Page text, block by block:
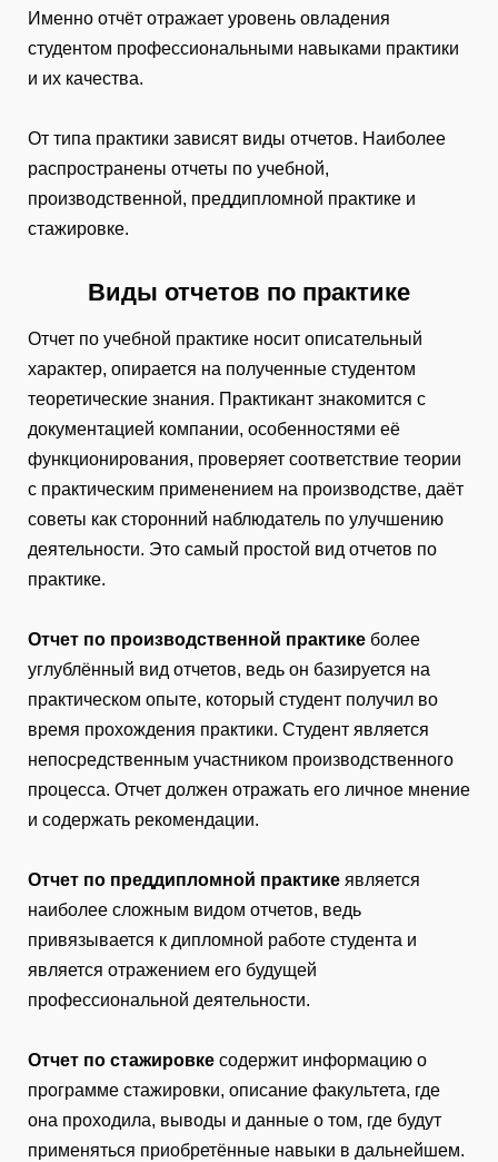
Именно отчёт отражает уровень овладения
студентом профессиональными навыками практики
и их качества.
От типа практики зависят виды отчетов. Наиболее
распространены отчеты по учебной,
производственной, преддипломной практике и
стажировке.
Виды отчетов по практике
Отчет по учебной практике носит описательный
характер, опирается на полученные студентом
теоретические знания. Практикант знакомится с
документацией компании, особенностями её
функционирования, проверяет соответствие теории
с практическим применением на производстве, даёт
советы как сторонний наблюдатель по улучшению
деятельности. Это самый простой вид отчетов по
практике.
Отчет по производственной практике более
углублённый вид отчетов, ведь он базируется на
практическом опыте, который студент получил во
время прохождения практики. Студент является
непосредственным участником производственного
процесса. Отчет должен отражать его личное мнение
и содержать рекомендации.
Отчет по преддипломной практике является
наиболее сложным видом отчетов, ведь
привязывается к дипломной работе студента и
является отражением его будущей
профессиональной деятельности.
Отчет по стажировке содержит информацию о
программе стажировки, описание факультета, где
она проходила, выводы и данные о том, где будут
применяться приобретённые навыки в дальнейшем.